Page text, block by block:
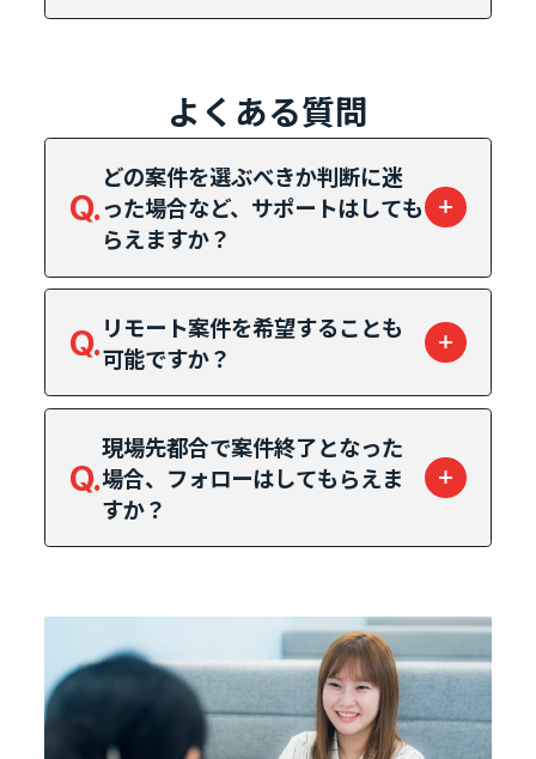
よくある質問
Q.
どの案件を選ぶべきか判断に迷
った場合など、サポートはしても
らえますか？
Q.リモート案件を希望することも
可能ですか？
Q.
現場先都合で案件終了となった
場合、フォローはしてもらえま
すか？